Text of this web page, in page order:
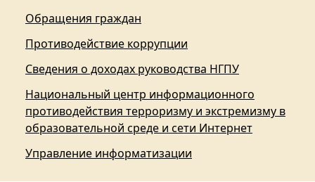
Обращения граждан
Противодействие коррупции
Сведения о доходах руководства НГПУ
Национальный центр информационного
противодействия терроризму и экстремизму в
образовательной среде и сети Интернет
Управление информатизации